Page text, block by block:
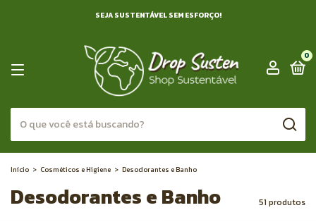
SEJA SUSTENTÁVEL SEM ESFORÇO!
0
Início > Cosméticos e Higiene > Desodorantes e Banho
Desodorantes e Banho 51 produtos